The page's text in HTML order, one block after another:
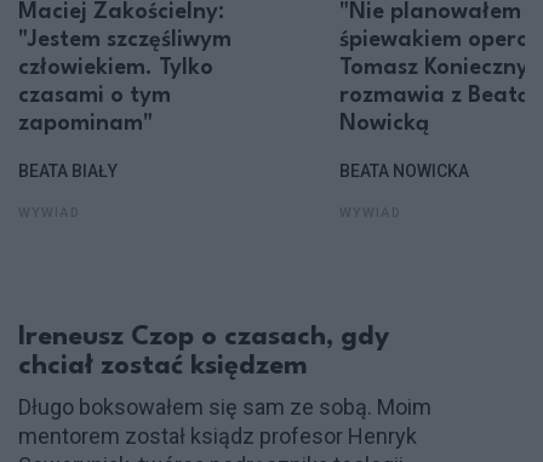
Maciej Zakościelny:
"Jestem szczęśliwym
człowiekiem. Tylko
czasami o tym
zapominam"
BEATA BIAŁY
"Nie planowałem
śpiewakiem
Tomasz Konieczny
rozmawia z Beatą
Nowicką
BEATA NOWICKA
Ireneusz Czop o czasach, gdy
chciał zostać księdzem
Długo boksowałem się sam ze sobą. Moim
mentorem został ksiądz profesor Henryk